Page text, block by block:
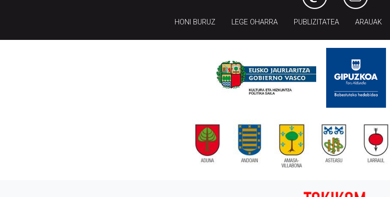
HONI BURUZ LEGE OHARRA PUBLIZITATEA ARAUAK